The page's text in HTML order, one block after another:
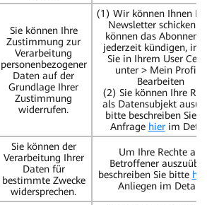
Sie können Ihre
Zustimmung zur
Verarbeitung
personenbezogener
Daten auf der
Grundlage Ihrer
Zustimmung
widerrufen.
(1) Wir können Ihnen
Newsletter schicken.
können das
jederzeit kündigen,
Sie in Ihrem User
unter > Mein Profil >
Bearbeiten
(2) Sie können Ihre
als Datensubjekt
bitte beschreiben Sie
Anfrage hierim
Sie können der
Verarbeitung Ihrer
Daten für
bestimmte Zwecke
widersprechen.
Um Ihre Rechte als
Betroffener
beschreiben Sie bitte
Anliegen im Detail.